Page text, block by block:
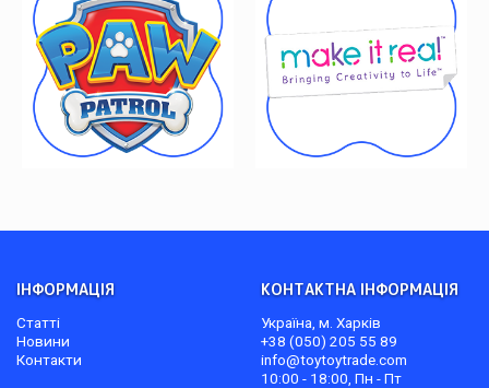
ІНФОРМАЦІЯ
Статті
Новини
Контакти
КОНТАКТНА ІНФОРМАЦІЯ
Україна, м. Харків
+38 (050) 205 55 89
info@toytoytrade.com
10:00 - 18:00, Пн - Пт